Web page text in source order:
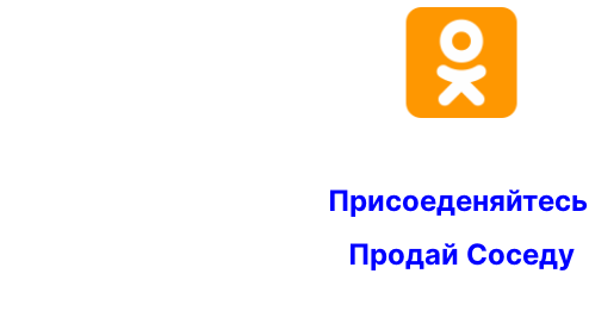
Присоеденяйтесь
Продай Соседу